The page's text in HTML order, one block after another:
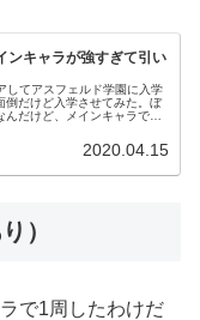
ンキャラが強すぎて引い
してアスフェルド学園に入学
倒だけど入学させてみた。ぼ
だけど、メインキャラで2
2020.04.15
）
で1周したわけだ